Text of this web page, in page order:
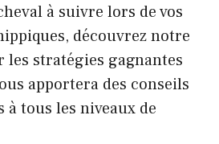
à suivre lors de vos
découvrez notre
les stratégies gagnantes
apportera des conseils
à tous les niveaux de